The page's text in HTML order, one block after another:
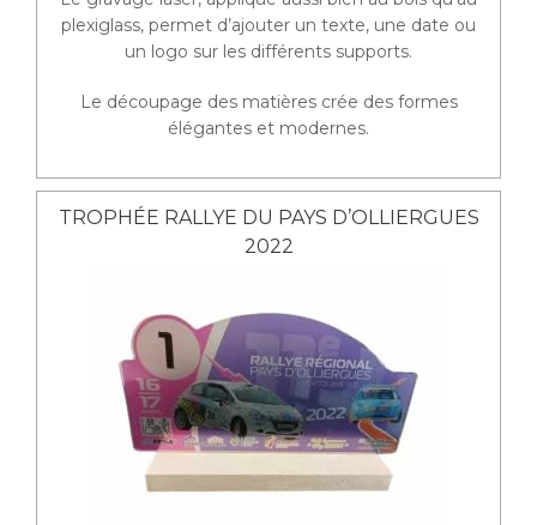
plexiglass, permet d’ajouter un texte, une date ou
un logo sur les différents supports.
Le découpage des matières crée des formes
élégantes et modernes.
TROPHÉE RALLYE DU PAYS D’OLLIERGUES
2022